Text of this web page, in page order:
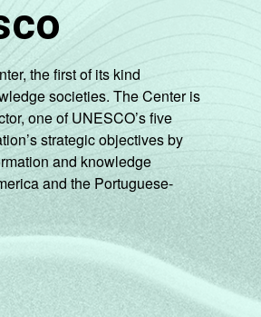
the first of its kind
societies. The Center is
one of UNESCO’s five
strategic objectives by
and knowledge
and the Portuguese-